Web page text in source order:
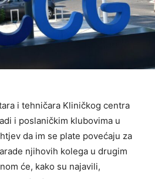
i tehničara Kliničkog centra
i poslaničkim klubovima u
da im se plate povećaju za
njihovih kolega u drugim
će, kako su najavili,